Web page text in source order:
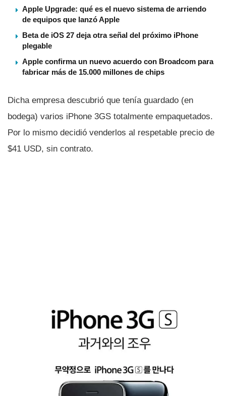
Apple Upgrade: qué es el nuevo sistema de arriendo
de equipos que lanzó Apple
Beta de iOS 27 deja otra señal del próximo iPhone
plegable
Apple confirma un nuevo acuerdo con Broadcom para
fabricar más de 15.000 millones de chips
Dicha empresa descubrió que tení­a guardado (en
bodega) varios iPhone 3GS totalmente empaquetados.
Por lo mismo decidió venderlos al respetable precio de
$41 USD, sin contrato.